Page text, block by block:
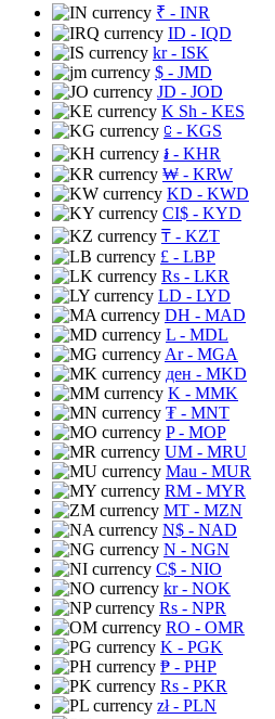
₹ - INR
ID - IQD
kr- ISK
$ - JMD
JD - JOD
K Sh - KES
⃀ - KGS
៛ - KHR
₩ - KRW
KD - KWD
CI$ - KYD
₸ - KZT
£ - LBP
Rs - LKR
LD - LYD
DH - MAD
L - MDL
Ar- MGA
ден - MKD
K - MMK
₮ - MNT
P- MOP
UM - MRU
Mau - MUR
RM - MYR
MT - MZN
N$ - NAD
N - NGN
C$ - NIO
kr- NOK
Rs - NPR
RO - OMR
K - PGK
₱ - PHP
Rs - PKR
zł- PLN